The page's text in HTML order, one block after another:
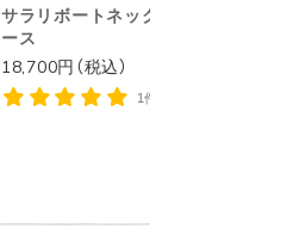
サラリボートネックノースリワンピ
ース
18,700円（税込）
1件